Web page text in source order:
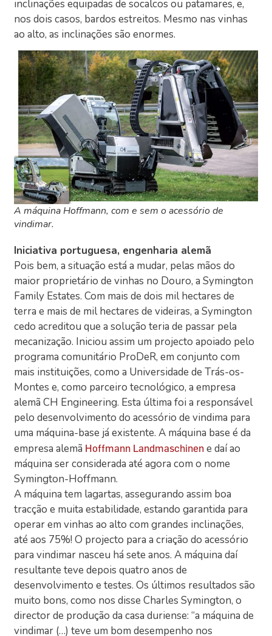
inclinações equipadas de socalcos ou patamares, e,
nos dois casos, bardos estreitos. Mesmo nas vinhas
ao alto, as inclinações são enormes.
A máquina Hoffmann, com e sem o acessório de
vindimar.
Iniciativa portuguesa, engenharia alemã
Pois bem, a situação está a mudar, pelas mãos do
maior proprietário de vinhas no Douro, a Symington
Family Estates. Com mais de dois mil hectares de
terra e mais de mil hectares de videiras, a Symington
cedo acreditou que a solução teria de passar pela
mecanização. Iniciou assim um projecto apoiado pelo
programa comunitário ProDeR, em conjunto com
mais instituições, como a Universidade de Trás-os-
Montes e, como parceiro tecnológico, a empresa
alemã CH Engineering. Esta última foi a responsável
pelo desenvolvimento do acessório de vindima para
uma máquina-base já existente. A máquina base é da
empresa alemã Hoffmann Landmaschinen e daí ao
máquina ser considerada até agora com o nome
Symington-Hoffmann.
A máquina tem lagartas, assegurando assim boa
tracção e muita estabilidade, estando garantida para
operar em vinhas ao alto com grandes inclinações,
até aos 75%! O projecto para a criação do acessório
para vindimar nasceu há sete anos. A máquina daí
resultante teve depois quatro anos de
desenvolvimento e testes. Os últimos resultados são
muito bons, como nos disse Charles Symington, o
director de produção da casa duriense: “a máquina de
vindimar (…) teve um bom desempenho nos